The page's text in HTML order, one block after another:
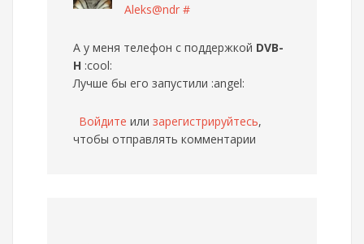
Aleks@ndr #
А у меня телефон с поддержкой DVB-
H :cool:
Лучше бы его запустили :angel:
Войдите или зарегистрируйтесь,
чтобы отправлять комментарии